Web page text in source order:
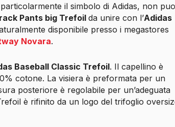
il simbolo di Adidas, non
Pants big Trefoilda unire con l’Adidas
disponibile presso i megastores
Novara.
Baseball Classic Trefoil. Il capellino è
cotone. La visiera è preformata per un
posteriore è regolabile per un’adeguata
è rifinito da un logo del trifoglio